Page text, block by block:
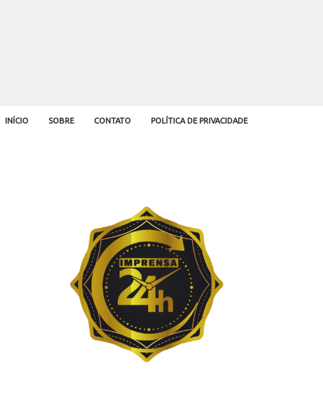
INÍCIO SOBRE CONTATO POLÍTICA DE PRIVACIDADE